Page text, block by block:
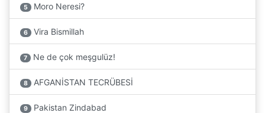
5 Moro Neresi?
6 Vira Bismillah
7 Ne de çok meşgulüz!
8 AFGANİSTAN TECRÜBESİ
9 Pakistan Zindabad